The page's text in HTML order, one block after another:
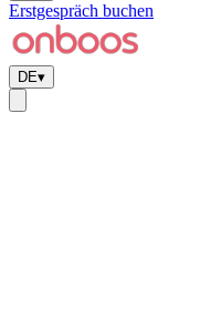
Erstgespräch buchen
DE▾